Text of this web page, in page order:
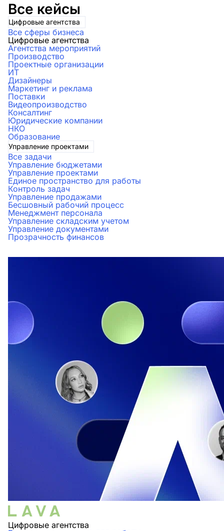
Все кейсы
Цифровые агентства
Все сферы бизнеса
Цифровые агентства
Агентства мероприятий
Производство
Проектные организации
ИТ
Дизайнеры
Маркетинг и реклама
Поставки
Видеопроизводство
Консалтинг
Юридические компании
НКО
Образование
Управление проектами
Все задачи
Управление бюджетами
Управление проектами
Единое пространство для работы
Контроль задач
Управление продажами
Бесшовный рабочий процесс
Менеджмент персонала
Управление складским учетом
Управление документами
Прозрачность финансов
Цифровые агентства